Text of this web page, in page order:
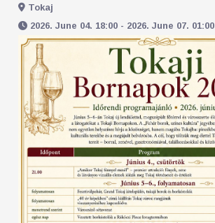
Tokaj
2026. June 04. 18:00 - 2026. June 07. 01:00